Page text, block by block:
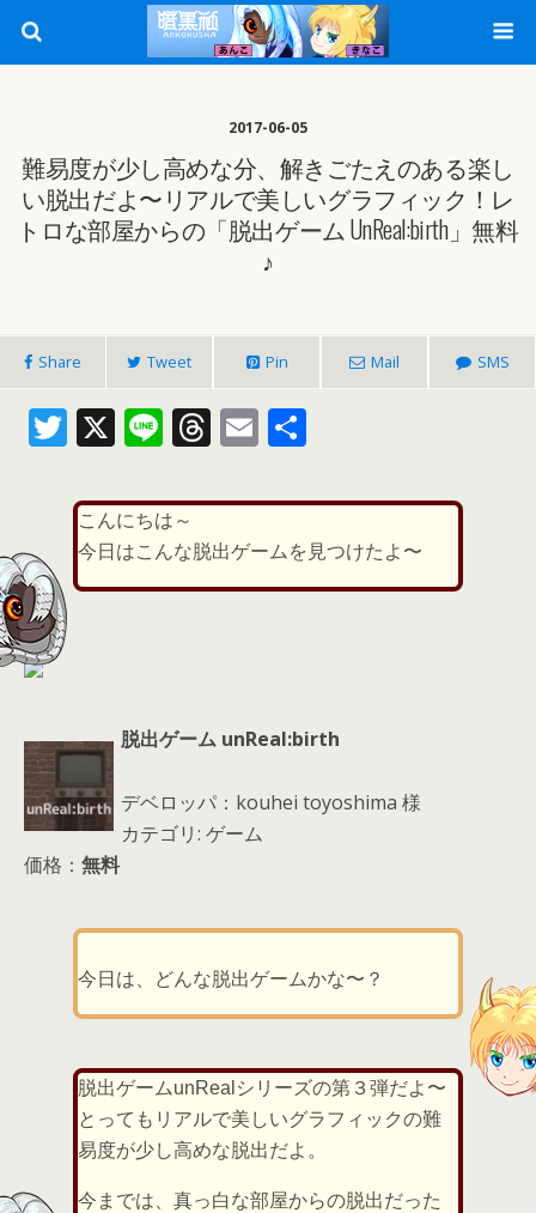
2017-06-05
難易度が少し高めな分、解きごたえのある楽し
い脱出だよ〜リアルで美しいグラフィック！レ
トロな部屋からの「脱出ゲーム UnReal:birth」無料
♪
Share Tweet Pin Mail SMS
T
itt
er
X Li
e
T
re
a
d
E
ai
l
こんにちは～
今日はこんな脱出ゲームを見つけたよ〜
脱出ゲーム unReal:birth
デベロッパ：kouhei toyoshima 様
カテゴリ: ゲーム
価格： 無料
今日は、どんな脱出ゲームかな〜？
脱出ゲームunRealシリーズの第３弾だよ〜
とってもリアルで美しいグラフィックの難
易度が少し高めな脱出だよ。
今までは、真っ白な部屋からの脱出だった